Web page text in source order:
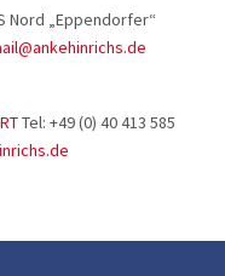
Nord „Eppendorfer“
Tel: +49 (0) 40 413 585